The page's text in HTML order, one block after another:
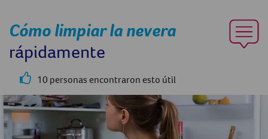
Cómo limpiar la nevera
rápidamente
10 personas encontraron esto útil